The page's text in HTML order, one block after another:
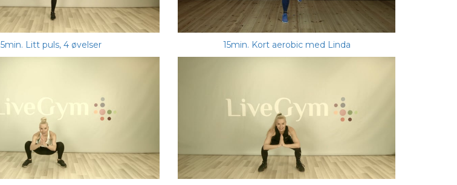
5min. Litt puls, 4 øvelser 15min. Kort aerobic med Linda